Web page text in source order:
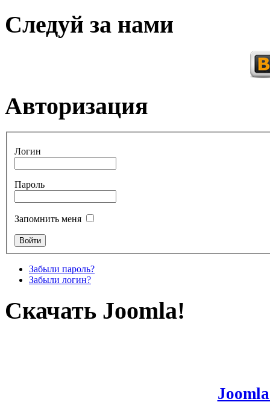
Следуй за нами
Авторизация
Логин
Пароль
Запомнить меня
Забыли пароль?
Забыли логин?
Скачать Joomla!